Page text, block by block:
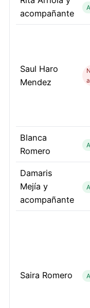
acompañante
Saul Haro
Mendez
Blanca
Romero
Damaris
Mejía y
acompañante
Saira Romero